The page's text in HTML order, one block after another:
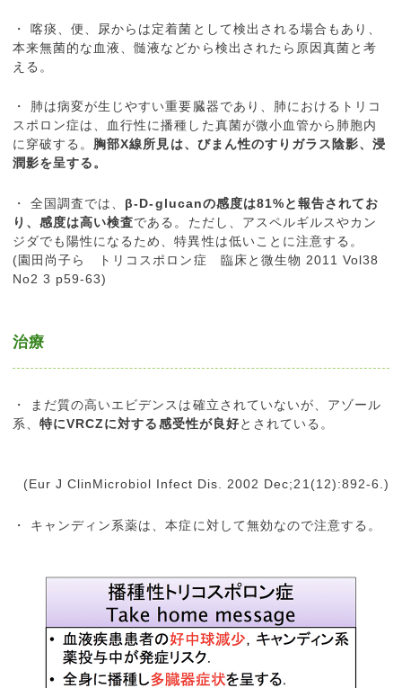
・ 喀痰、便、尿からは定着菌として検出される場合もあり、
本来無菌的な血液、髄液などから検出されたら原因真菌と考
える。
・ 肺は病変が生じやすい重要臓器であり、肺におけるトリコ
スポロン症は、血行性に播種した真菌が微小血管から肺胞内
に穿破する。 胸部X線所見は、びまん性のすりガラス陰影、浸
潤影を呈する。
・ 全国調査では、 β-D-glucanの感度は81%と報告されてお
り、感度は高い検査である。ただし、アスペルギルスやカン
ジダでも陽性になるため、特異性は低いことに注意する。
(園田尚子ら トリコスポロン症 臨床と微生物 2011 Vol38
No2 3 p59-63)
治療
・ まだ質の高いエビデンスは確立されていないが、アゾール
系、特にVRCZに対する感受性が良好とされている。
(Eur J ClinMicrobiol Infect Dis. 2002 Dec;21(12):892-6.)
・ キャンディン系薬は、本症に対して無効なので注意する。